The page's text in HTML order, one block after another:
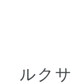
ルク